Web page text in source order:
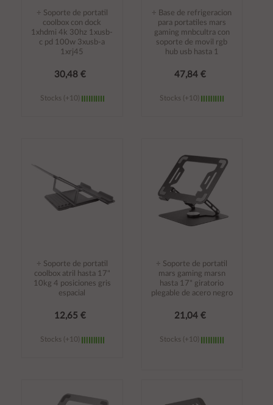
÷ Soporte de portatil
coolbox con dock
1xhdmi 4k 30hz 1xusb-
c pd 100w 3xusb-a
1xrj45
30,48 €
Stocks (+10)
÷ Base de refrigeracion
para portatiles mars
gaming mnbcultra con
soporte de movil rgb
hub usb hasta 1
47,84 €
Stocks (+10)
carrito
÷ Soporte de portatil
coolbox atril hasta 17"
10kg 4 posiciones gris
espacial
12,65 €
Stocks (+10)
carrito
÷ Soporte de portatil
mars gaming marsn
hasta 17" giratorio
plegable de acero negro
21,04 €
Stocks (+10)
carrito